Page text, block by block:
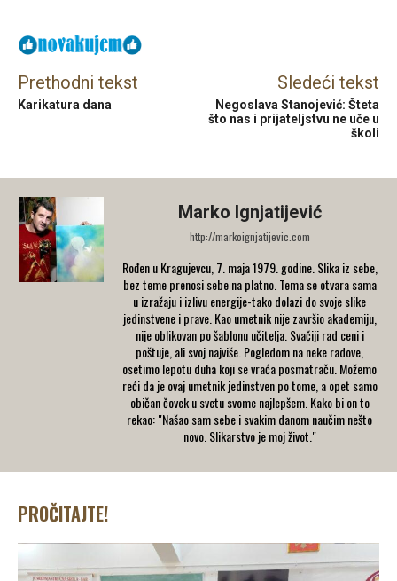
Prethodni tekst
Karikatura dana
Sledeći tekst
Negoslava Stanojević: Šteta
što nas i prijateljstvu ne uče u
školi
Marko Ignjatijević
http://markoignjatijevic.com
Rođen u Kragujevcu, 7. maja 1979. godine. Slika iz sebe,
bez teme prenosi sebe na platno. Tema se otvara sama
u izražaju i izlivu energije-tako dolazi do svoje slike
jedinstvene i prave. Kao umetnik nije završio akademiju,
nije oblikovan po šablonu učitelja. Svačiji rad ceni i
poštuje, ali svoj najviše. Pogledom na neke radove,
osetimo lepotu duha koji se vraća posmatraču. Možemo
reći da je ovaj umetnik jedinstven po tome, a opet samo
običan čovek u svetu svome najlepšem. Kako bi on to
rekao: "Našao sam sebe i svakim danom naučim nešto
novo. Slikarstvo je moj život."
PROČITAJTE!